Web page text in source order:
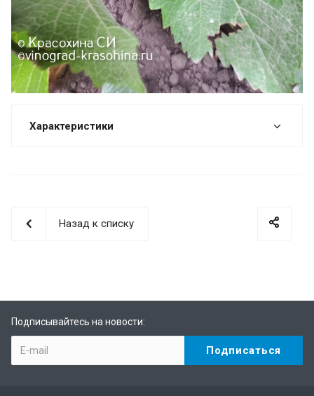
Характеристики
Назад к списку
Подписывайтесь на новости: